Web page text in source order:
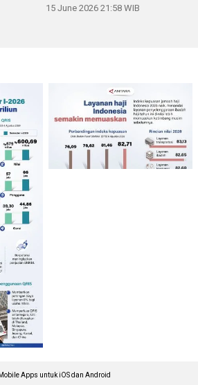
15 June 2026 21:58 WIB
Apps untuk iOS dan Android